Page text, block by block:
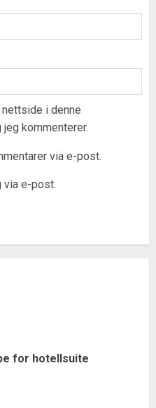
i denne
kommenterer.
via e-post.
via e-post.
for hotellsuite